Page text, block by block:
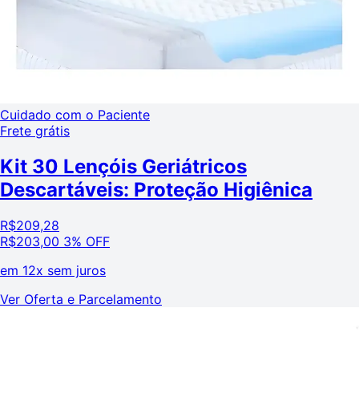
Cuidado com o Paciente
Frete grátis
Kit 30 Lençóis Geriátricos
Descartáveis: Proteção Higiênica
R$209,28
R$203,00 3% OFF
em 12x sem juros
Ver Oferta e Parcelamento